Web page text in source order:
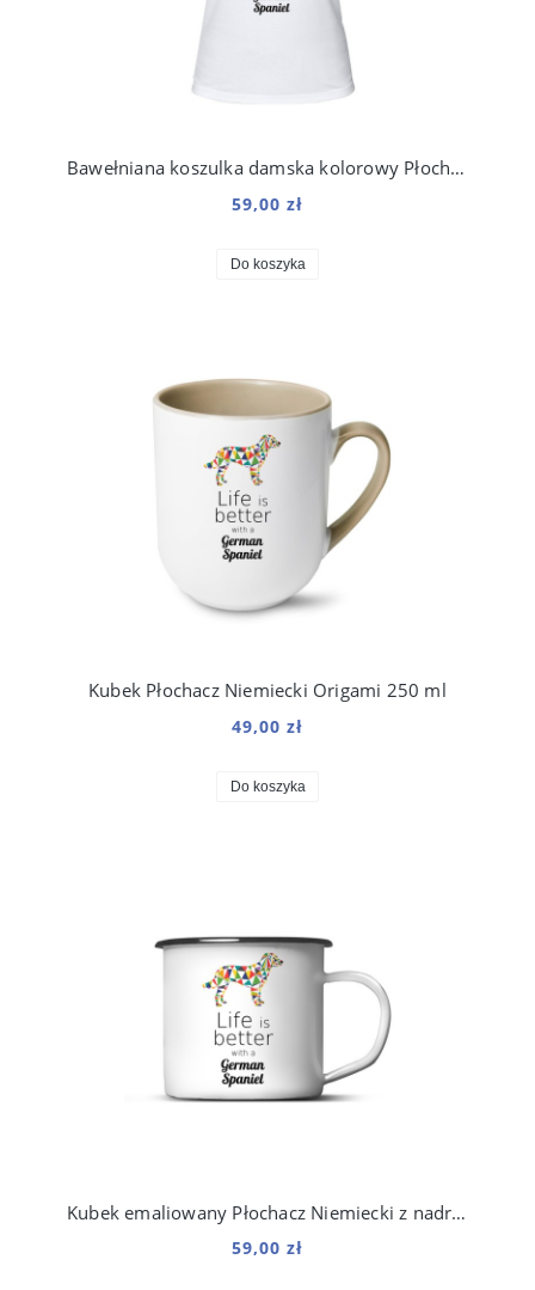
Bawełniana koszulka damska kolorowy Płochacz Niemiecki
59,00 zł
Do koszyka
Kubek Płochacz Niemiecki Origami 250 ml
49,00 zł
Do koszyka
Kubek emaliowany Płochacz Niemiecki z nadrukiem Origami Biały
59,00 zł